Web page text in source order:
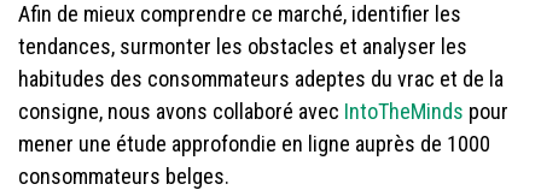
Afin de mieux comprendre ce marché, identifier les
tendances, surmonter les obstacles et analyser les
habitudes des consommateurs adeptes du vrac et de la
consigne, nous avons collaboré avec IntoTheMinds pour
mener une étude approfondie en ligne auprès de 1000
consommateurs belges.